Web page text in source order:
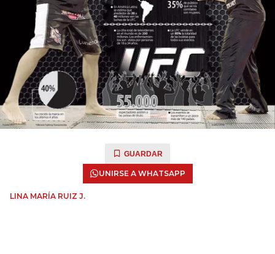
GUARDAR
UNIRSE A WHATSAPP
LINA MARÍA RUIZ J.